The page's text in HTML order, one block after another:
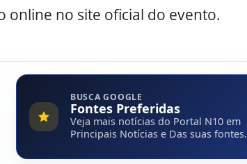
online no site oficial do evento.
BUSCA GOOGLE
Fontes Preferidas
Veja mais notícias do Portal N10 em
Principais Notícias e Das suas fontes.